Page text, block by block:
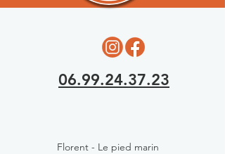
06.99.24.37.23
Florent - Le pied marin